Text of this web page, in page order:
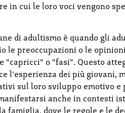
in cui le loro voci vengono
di adultismo è quando gli
le preoccupazioni o le
"capricci" o "fasi". Questo
l'esperienza dei più giovani,
sul loro sviluppo emotivo e
anche in contesti
famiglia, dove le regole e le